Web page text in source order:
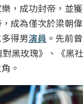
，成功封帝，並
成為僅次於梁朝
得男演員 。先前
黑玫瑰》、《黑
。